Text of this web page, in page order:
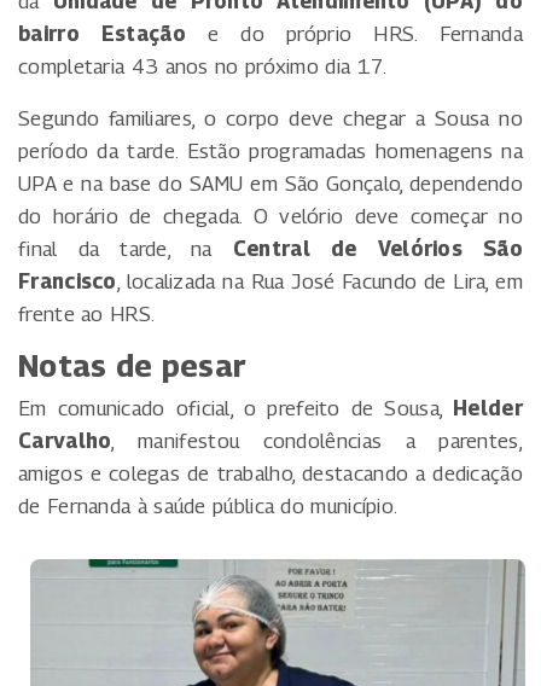
bairro Estação e do próprio HRS. Fernanda
completaria 43 anos no próximo dia 17.
Segundo familiares, o corpo deve chegar a Sousa no
período da tarde. Estão programadas homenagens na
UPA e na base do SAMU em São Gonçalo, dependendo
do horário de chegada. O velório deve começar no
final da tarde, na Central de Velórios São
Francisco , localizada na Rua José Facundo de Lira, em
frente ao HRS.
Notas de pesar
Em comunicado oficial, o prefeito de Sousa, Helder
Carvalho , manifestou condolências a parentes,
amigos e colegas de trabalho, destacando a dedicação
de Fernanda à saúde pública do município.